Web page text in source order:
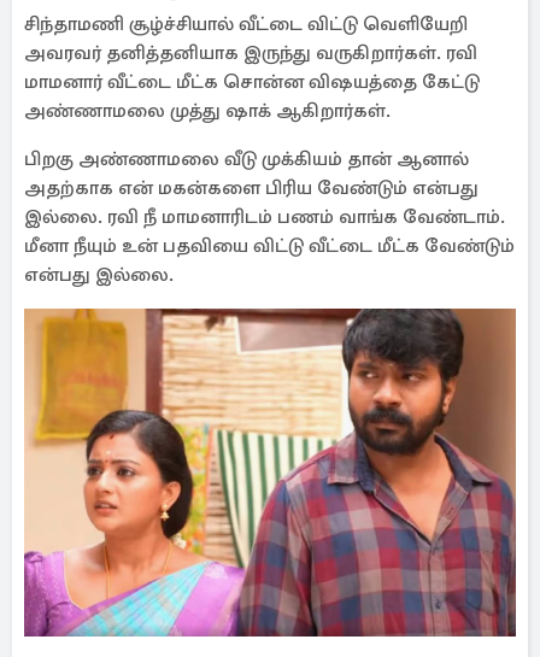
சிந்தாமணி சூழ்ச்சியால் வீட்டை விட்டு வெளியேறி
அவரவர் தனித்தனியாக இருந்து வருகிறார்கள். ரவி
மாமனார் வீட்டை மீட்க சொன்ன விஷயத்தை கேட்டு
அண்ணாமலை முத்து ஷாக் ஆகிறார்கள்.
பிறகு அண்ணாமலை வீடு முக்கியம் தான் ஆனால்
அதற்காக என் மகன்களை பிரிய வேண்டும் என்பது
இல்லை. ரவி நீ மாமனாரிடம் பணம் வாங்க வேண்டாம்.
மீனா நீயும் உன் பதவியை விட்டு வீட்டை மீட்க வேண்டும்
என்பது இல்லை.